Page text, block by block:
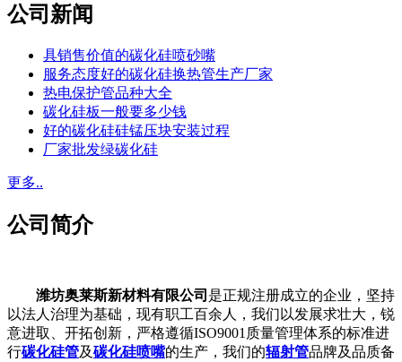
公司新闻
具销售价值的碳化硅喷砂嘴
服务态度好的碳化硅换热管生产厂家
热电保护管品种大全
碳化硅板一般要多少钱
好的碳化硅硅锰压块安装过程
厂家批发绿碳化硅
更多..
公司简介
潍坊奥莱斯新材料有限公司 是正规注册成立的企业，坚持
以法人治理为基础，现有职工百余人，我们以发展求壮大，锐
意进取、开拓创新，严格遵循ISO9001质量管理体系的标准进
行碳化硅管及碳化硅喷嘴的生产，我们的辐射管品牌及品质备